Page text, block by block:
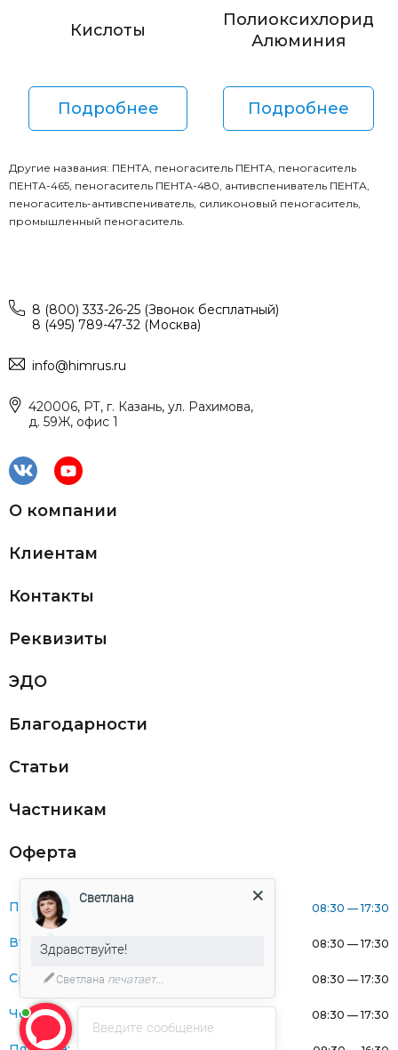
Кислоты
Подробнее
Полиоксихлорид
Алюминия
Подробнее
Другие названия: ПЕНТА, пеногаситель ПЕНТА, пеногаситель
ПЕНТА-465, пеногаситель ПЕНТА-480, антивспениватель ПЕНТА,
пеногаситель-антивспениватель, силиконовый пеногаситель,
промышленный пеногаситель.
8 (800) 333-26-25 (Звонок бесплатный)
8 (495) 789-47-32 (Москва)
info@himrus.ru
420006, РТ, г. Казань, ул. Рахимова,
д. 59Ж, офис 1
О компании
Клиентам
Контакты
Реквизиты
ЭДО
Благодарности
Статьи
Частникам
Оферта
Понедельник: 08:30 — 17:30
Вторник: 08:30 — 17:30
Среда: 08:30 — 17:30
Четверг: 08:30 — 17:30
Введите сообщение
Светлана
Здравствуйте!
Светлана печатает...